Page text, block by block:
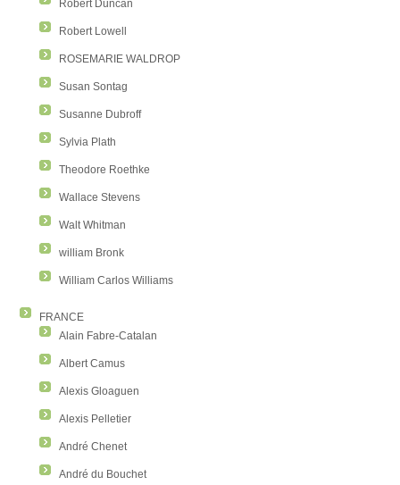
Robert Duncan
Robert Lowell
ROSEMARIE WALDROP
Susan Sontag
Susanne Dubroff
Sylvia Plath
Theodore Roethke
Wallace Stevens
Walt Whitman
william Bronk
William Carlos Williams
FRANCE
Alain Fabre-Catalan
Albert Camus
Alexis Gloaguen
Alexis Pelletier
André Chenet
André du Bouchet